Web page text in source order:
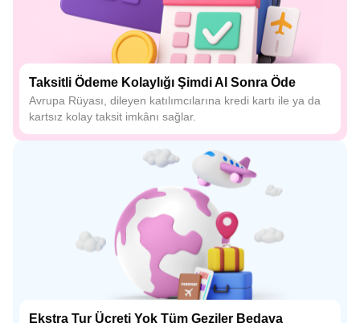
Taksitli Ödeme Kolaylığı Şimdi Al Sonra Öde
Avrupa Rüyası, dileyen katılımcılarına kredi kartı ile ya da
kartsız kolay taksit imkânı sağlar.
Ekstra Tur Ücreti Yok Tüm Geziler Bedava